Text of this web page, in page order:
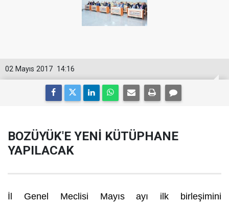
14:16
02 Mayıs 2017
BOZÜYÜK'E YENİ KÜTÜPHANE
YAPILACAK
İl Genel Meclisi Mayıs ayı ilk birleşimini